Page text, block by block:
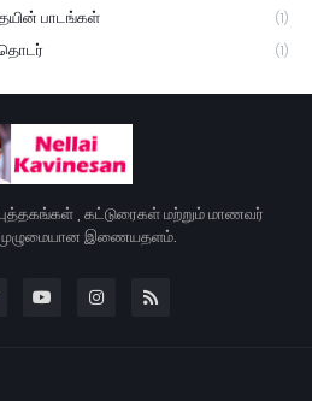
பாடங்கள் (1)
(1)
, கட்டுரைகள் மற்றும் மாணவர்
முழுமையான இணையதளம்.